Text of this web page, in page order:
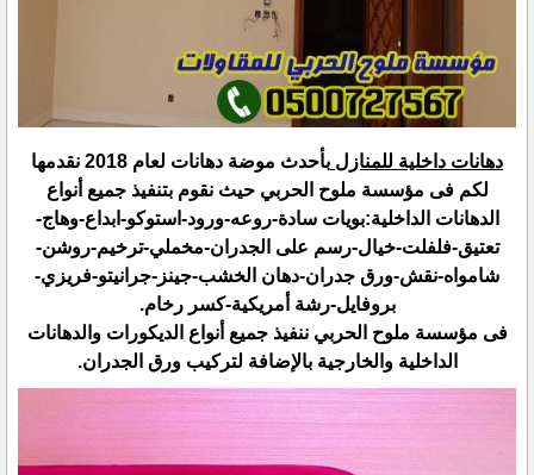
دهانات داخلية للمنازل
بأحدث موضة دهانات لعام 2018 نقدمها
لكم فى مؤسسة ملوح الحربي حيث نقوم بتنفيذ جميع أنواع
‏الدهانات الداخلية:بويات سادة-روعه-ورود-استوكو-ابداع-وهاج-
تعتيق-فلفلت-خيال-رسم على الجدران-مخملي-ترخيم-‏روشن-
شامواه-نقش-ورق جدران-دهان الخشب-جينز-جرانيتو-فريزي-
بروفايل-رشة أمريكية-كسر رخام.‏
فى مؤسسة ملوح الحربي ننفيذ جميع أنواع الديكورات والدهانات
الداخلية والخارجية بالإضافة لتركيب ورق الجدران.‏